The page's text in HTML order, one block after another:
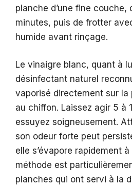
planche d’une fine couche,
minutes, puis de frotter
humide avant rinçage.
Le vinaigre blanc, quant à
désinfectant naturel
vaporisé directement sur la
au chiffon. Laissez agir 5 à
essuyez soigneusement.
son odeur forte peut
elle s’évapore rapidement à
méthode est
planches qui ont servi à la